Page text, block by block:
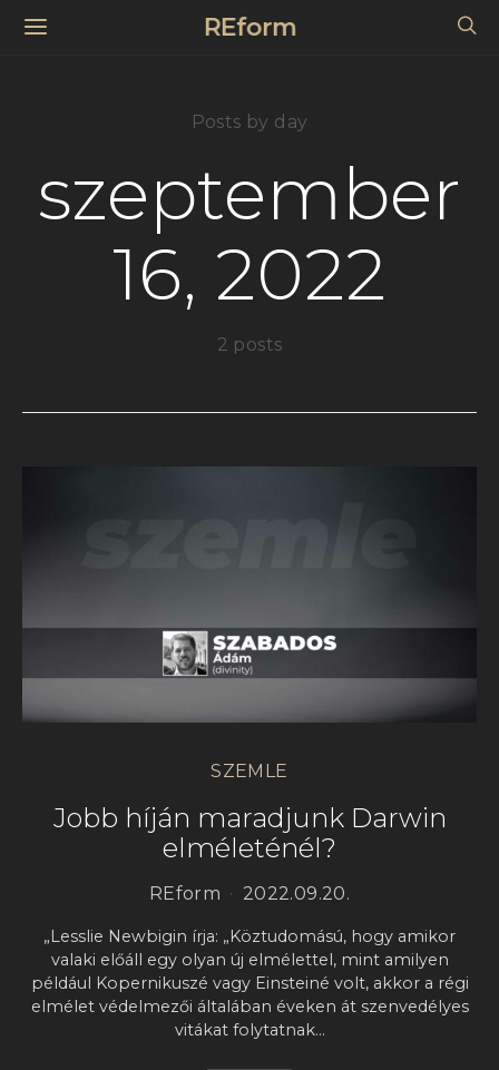
REform
Posts by day
szeptember
16, 2022
2 posts
SZEMLE
Jobb híján maradjunk Darwin
elméleténél?
REform 2022.09.20.
„Lesslie Newbigin írja: „Köztudomású, hogy amikor
valaki előáll egy olyan új elmélettel, mint amilyen
például Kopernikuszé vagy Einsteiné volt, akkor a régi
elmélet védelmezői általában éveken át szenvedélyes
vitákat folytatnak…